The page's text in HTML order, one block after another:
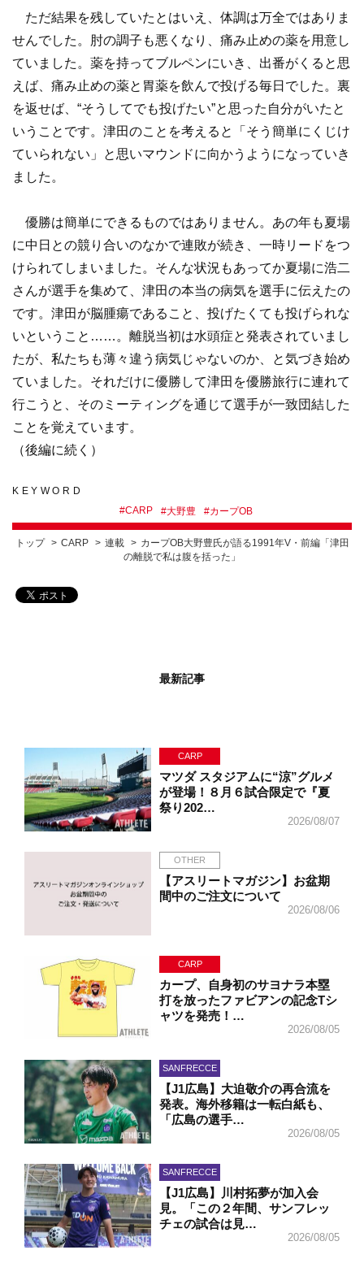
ただ結果を残していたとはいえ、体調は万全ではありま
せんでした。肘の調子も悪くなり、痛み止めの薬を用意し
ていました。薬を持ってブルペンにいき、出番がくると思
えば、痛み止めの薬と胃薬を飲んで投げる毎日でした。裏
を返せば、“そうしてでも投げたい”と思った自分がいたと
いうことです。津田のことを考えると「そう簡単にくじけ
ていられない」と思いマウンドに向かうようになっていき
ました。
優勝は簡単にできるものではありません。あの年も夏場
に中日との競り合いのなかで連敗が続き、一時リードをつ
けられてしまいました。そんな状況もあってか夏場に浩二
さんが選手を集めて、津田の本当の病気を選手に伝えたの
です。津田が脳腫瘍であること、投げたくても投げられな
いということ……。離脱当初は水頭症と発表されていまし
たが、私たちも薄々違う病気じゃないのか、と気づき始め
ていました。それだけに優勝して津田を優勝旅行に連れて
行こうと、そのミーティングを通じて選手が一致団結した
ことを覚えています。
（後編に続く）
KEYWORD
#CARP #大野豊 #カープOB
トップ CARP 連載
カープOB大野豊氏が語る1991年V・前編「津田
の離脱で私は腹を括った」
最新記事
CARP
マツダ スタジアムに“涼”グルメ
が登場！８月６試合限定で『夏
祭り202…
2026/08/07
OTHER
【アスリートマガジン】お盆期
間中のご注文について
2026/08/06
CARP
カープ、自身初のサヨナラ本塁
打を放ったファビアンの記念Tシ
ャツを発売！…
2026/08/05
SANFRECCE
【J1広島】大迫敬介の再合流を
発表。海外移籍は一転白紙も、
「広島の選手…
2026/08/05
SANFRECCE
【J1広島】川村拓夢が加入会
見。「この２年間、サンフレッ
チェの試合は見…
2026/08/05